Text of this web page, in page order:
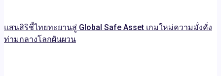
แสนสิริชี้ไทยทะยานสู่ Global Safe Asset เกมใหม่ความมั่งคั่ง
ท่ามกลางโลกผันผวน